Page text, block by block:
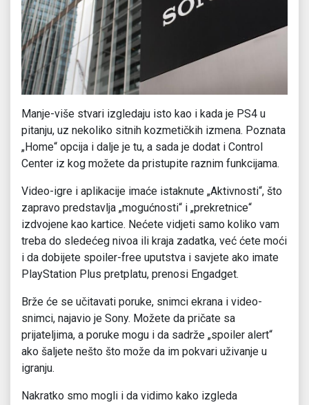
Manje-više stvari izgledaju isto kao i kada je PS4 u
pitanju, uz nekoliko sitnih kozmetičkih izmena. Poznata
„Home“ opcija i dalje je tu, a sada je dodat i Control
Center iz kog možete da pristupite raznim funkcijama.
Video-igre i aplikacije imaće istaknute „Aktivnosti“, što
zapravo predstavlja „mogućnosti“ i „prekretnice“
izdvojene kao kartice. Nećete vidjeti samo koliko vam
treba do sledećeg nivoa ili kraja zadatka, već ćete moći
i da dobijete spoiler-free uputstva i savjete ako imate
PlayStation Plus pretplatu, prenosi Engadget.
Brže će se učitavati poruke, snimci ekrana i video-
snimci, najavio je Sony. Možete da pričate sa
prijateljima, a poruke mogu i da sadrže „spoiler alert“
ako šaljete nešto što može da im pokvari uživanje u
igranju.
Nakratko smo mogli i da vidimo kako izgleda